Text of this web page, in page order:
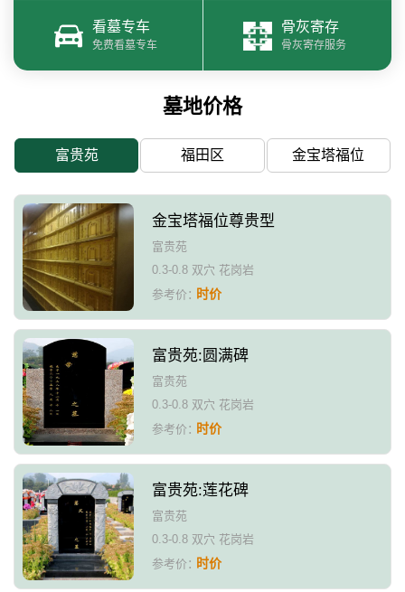
看墓专车
免费看墓专车
骨灰寄存
骨灰寄存服务
墓地价格
富贵苑 福田区 金宝塔福位
金宝塔福位尊贵型
富贵苑
0.3-0.8 双穴 花岗岩
参考价：时价
富贵苑:圆满碑
富贵苑
0.3-0.8 双穴 花岗岩
参考价：时价
富贵苑:莲花碑
富贵苑
0.3-0.8 双穴 花岗岩
参考价：时价